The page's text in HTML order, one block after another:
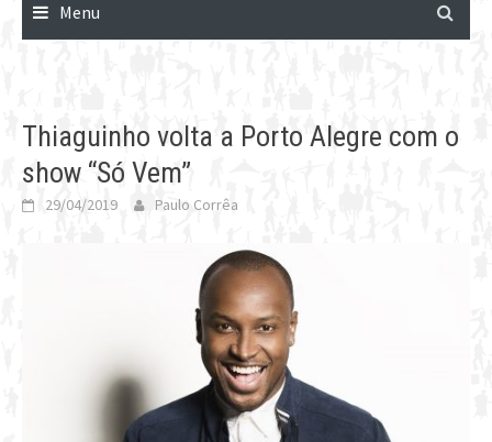
Menu
Thiaguinho volta a Porto Alegre com o
show “Só Vem”
29/04/2019 Paulo Corrêa